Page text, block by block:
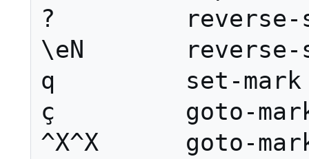
?         reverse-
\eN       reverse-
q         set-mark
ç         goto-
^X^X      goto-